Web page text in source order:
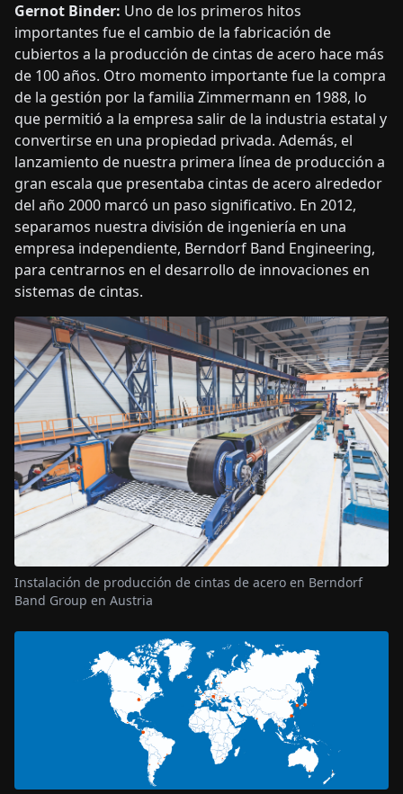
Gernot Binder: Uno de los primeros hitos
importantes fue el cambio de la fabricación de
cubiertos a la producción de cintas de acero hace más
de 100 años. Otro momento importante fue la compra
de la gestión por la familia Zimmermann en 1988, lo
que permitió a la empresa salir de la industria estatal y
convertirse en una propiedad privada. Además, el
lanzamiento de nuestra primera línea de producción a
gran escala que presentaba cintas de acero alrededor
del año 2000 marcó un paso significativo. En 2012,
separamos nuestra división de ingeniería en una
empresa independiente, Berndorf Band Engineering,
para centrarnos en el desarrollo de innovaciones en
sistemas de cintas.
Instalación de producción de cintas de acero en Berndorf
Band Group en Austria